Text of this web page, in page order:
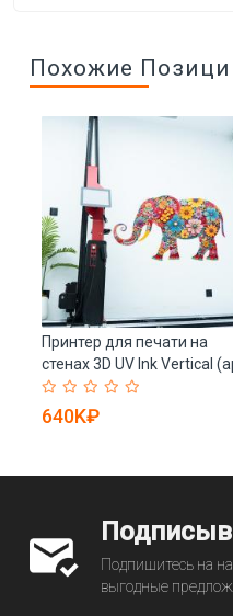
Похожие
Принтер для печати на
стенах 3D UV Ink Vertical
25-19081992)
640K₽
Подпишитесь на
выгодные